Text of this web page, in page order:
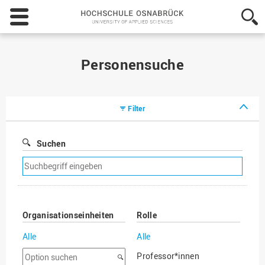
Hochschule
Osnabrück
-
Personensuche
Filter
Suchen
Suchfilter
entfernen
Organisationseinheiten
Alle
Option
Rolle
Alle
Professor*innen